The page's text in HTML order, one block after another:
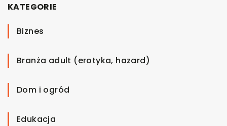
KATEGORIE
Biznes
Branża adult (erotyka, hazard)
Dom i ogród
Edukacja